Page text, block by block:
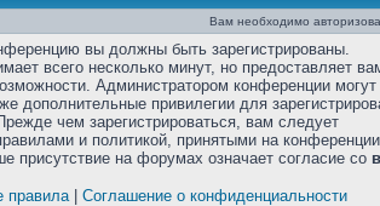
Вам необходимо
вы должны быть зарегистрированы.
всего несколько минут, но предоставляет
Администратором конференции
дополнительные привилегии для
чем зарегистрироваться, вам следует
и политикой, принятыми на
присутствие на форумах означает согласие со
| Соглашение о конфиденциальности